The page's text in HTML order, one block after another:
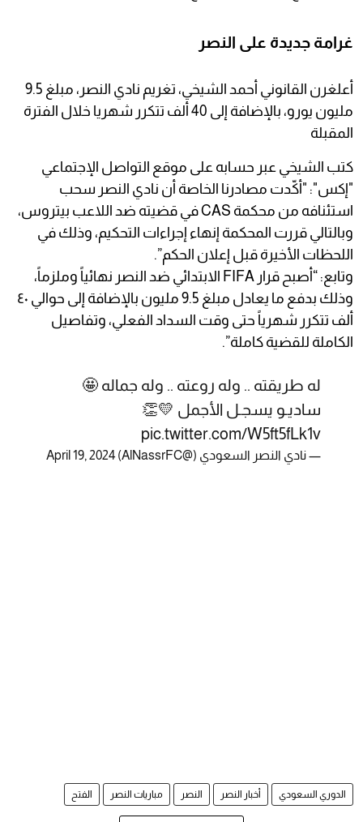
غرامة جديدة على النصر
أعلغرن القانوني أحمد الشيخي، تغريم نادي النصر، مبلغ 9.5
مليون يورو، بالإضافة إلى 40 ألف تتكرر شهريا خلال الفترة
المقبلة
كتب الشيخي عبر حسابه على موقع التواصل الإجتماعي
"إكس": "أكّدت مصادرنا الخاصة أن نادي النصر سحب
استئنافه من محكمة CAS في قضيته ضد اللاعب بيتروس،
وبالتالي قررت المحكمة إنهاء إجراءات التحكيم، وذلك في
اللحظات الأخيرة قبل إعلان الحكم”.
وتابع: “أصبح قرار FIFA الابتدائي ضد النصر نهائياً وملزماً،
وذلك بدفع ما يعادل مبلغ 9.5 مليون بالإضافة إلى حوالي ٤٠
ألف تتكرر شهرياً حتى وقت السداد الفعلي، وتفاصيل
الكاملة للقضية كاملة”.
له طريقته .. وله روعته .. وله جماله 🤩
ساديـو يسجـل الأجمل 💛👏
pic.twitter.com/W5ft5fLk1v
— نادي النصر السعودي (@AlNassrFC) April 19, 2024
الدوري السعودي أخبار النصر النصر مباريات النصر الفتح